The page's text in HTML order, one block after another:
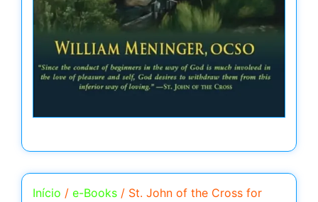
Início / e-Books / St. John of the Cross for